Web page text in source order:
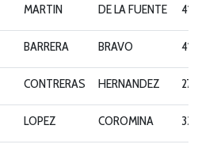
MARTIN DE LA FUENTE
BARRERA BRAVO
CONTRERAS HERNANDEZ 2711
LOPEZ COROMINA